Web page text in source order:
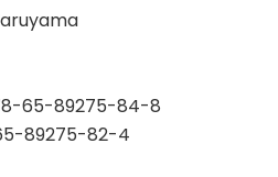
65-89275-84-8
89275-82-4